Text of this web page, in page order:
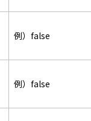
例）false
例）false